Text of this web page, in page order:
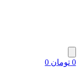
تومان 0